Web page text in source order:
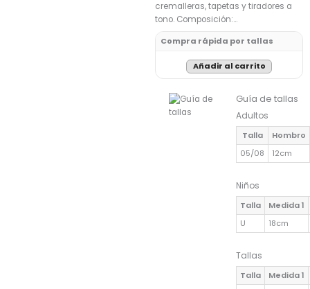
cremalleras, tapetas y tiradores a
tono. Composición:…
Compra rápida por tallas
Añadir al carrito
Guía de tallas
Adultos
Talla
Hombro
05/08
12cm
Niños
Talla
Medida 1
U
18cm
Tallas
Talla
Medida 1